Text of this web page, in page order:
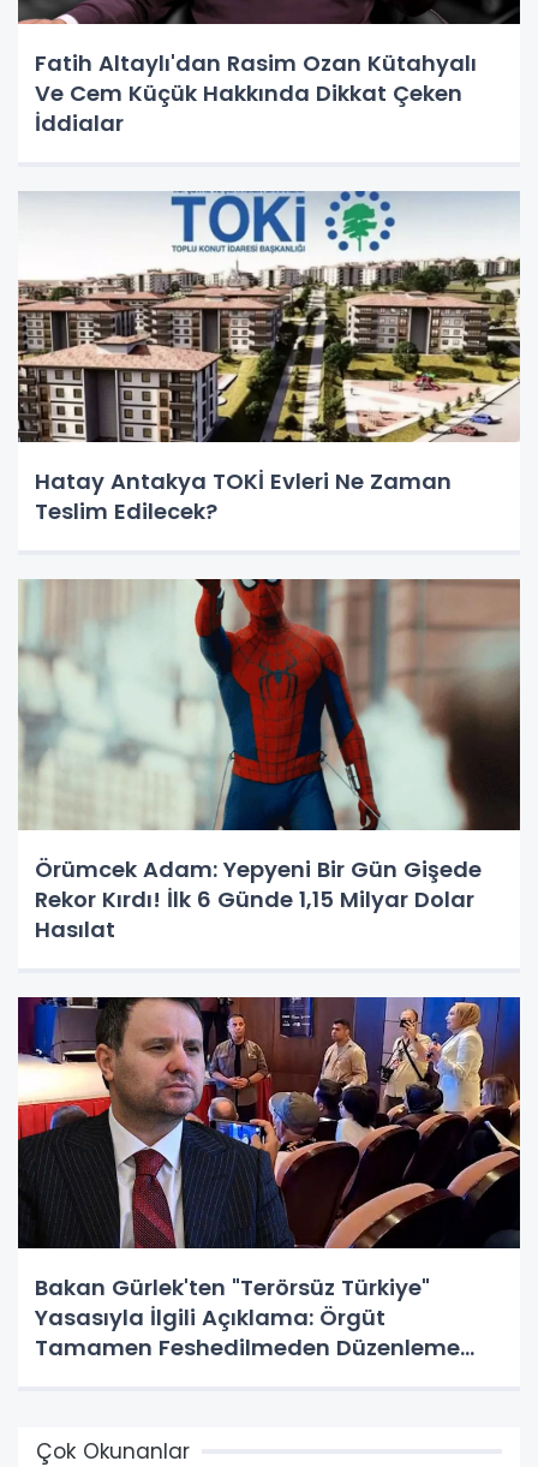
Fatih Altaylı'dan Rasim Ozan Kütahyalı
Ve Cem Küçük Hakkında Dikkat Çeken
İddialar
Hatay Antakya TOKİ Evleri Ne Zaman
Teslim Edilecek?
Örümcek Adam: Yepyeni Bir Gün Gişede
Rekor Kırdı! İlk 6 Günde 1,15 Milyar Dolar
Hasılat
Bakan Gürlek'ten "Terörsüz Türkiye"
Yasasıyla İlgili Açıklama: Örgüt
Tamamen Feshedilmeden Düzenleme
Çok Okunanlar